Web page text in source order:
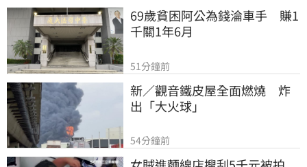
69歲貧困阿公為錢淪車手　賺1
千關1年6月
51分鐘前
新／觀音鐵皮屋全面燃燒　炸
出「大火球」
54分鐘前